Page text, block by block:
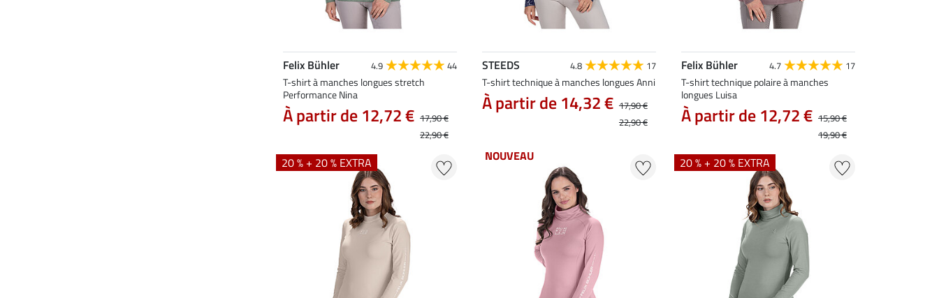
Felix Bühler 4.9 44
T-shirt à manches longues stretch
Performance Nina
À partir de 12,72 € 17,90 €
22,90 €
STEEDS 4.8 17
T-shirt technique à manches longues Anni
À partir de 14,32 € 17,90 €
22,90 €
Felix Bühler 4.7 17
T-shirt technique polaire à manches
longues Luisa
À partir de 12,72 € 15,90 €
19,90 €
20 % + 20 % EXTRA NOUVEAU 20 % + 20 % EXTRA